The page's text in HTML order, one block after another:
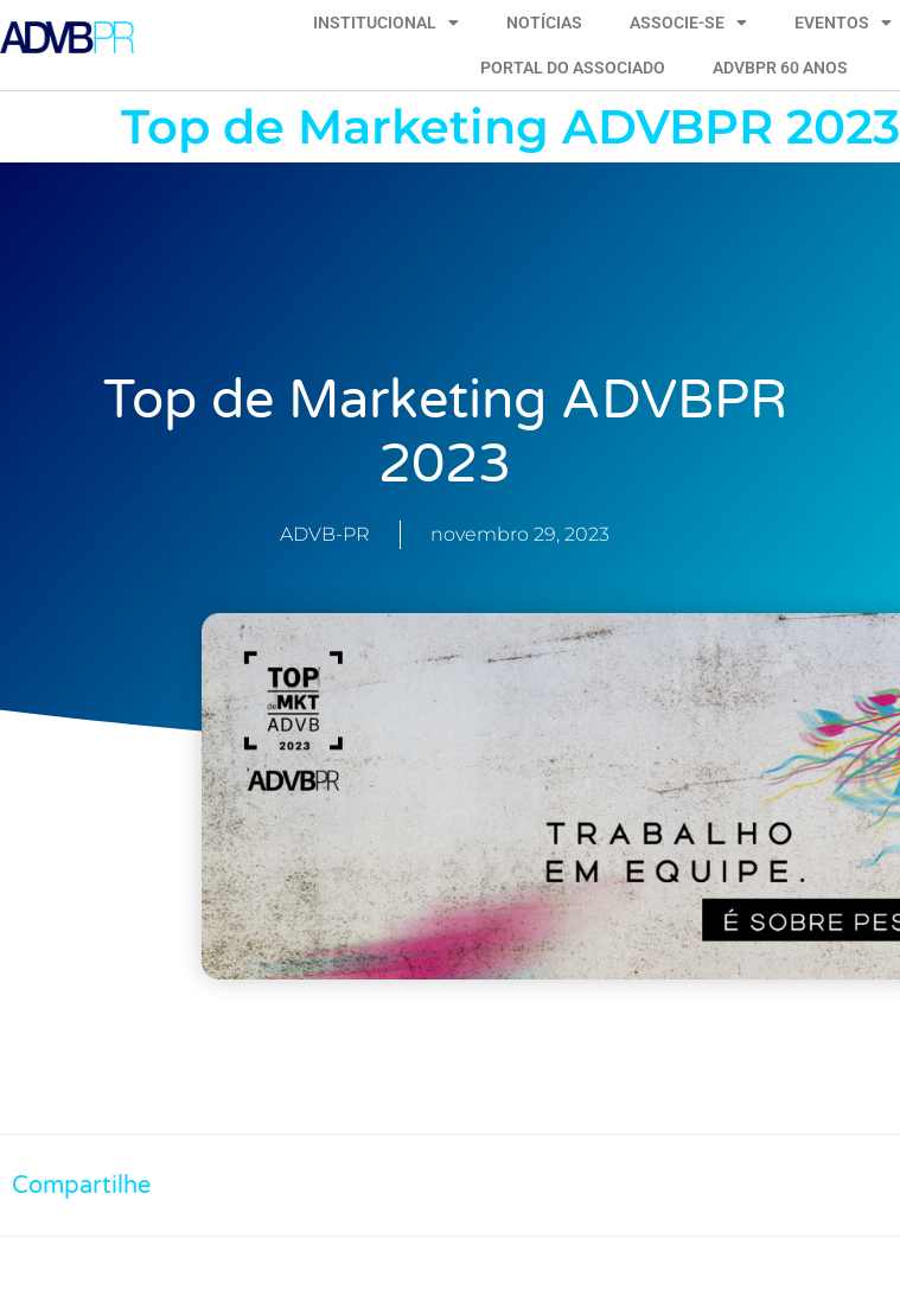
INSTITUCIONAL NOTÍCIAS ASSOCIE-SE EVENTOS
PORTAL DO ASSOCIADO ADVBPR 60 ANOS
Top de Marketing ADVBPR 2023
Top de Marketing ADVBPR
2023
ADVB-PR novembro 29, 2023
Compartilhe